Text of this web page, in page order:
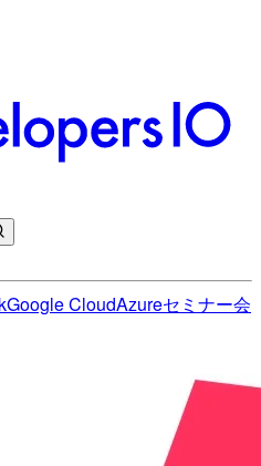
Google CloudAzureセミナー会